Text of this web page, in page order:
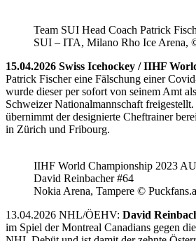
Team SUI Head Coach Patrick
SUI – ITA, Milano Rho Ice Arena,
15.04.2026 Swiss Icehockey / IIHF
Patrick Fischer eine Fälschung einer
wurde dieser per sofort von seinem Amt
Schweizer Nationalmannschaft
übernimmt der designierte Cheftrainer
in Zürich und Fribourg.
IIHF World Championship 2023
David Reinbacher #64
Nokia Arena, Tampere ©
13.04.2026 NHL/ÖEHV: David
im Spiel der Montreal Canadians gegen